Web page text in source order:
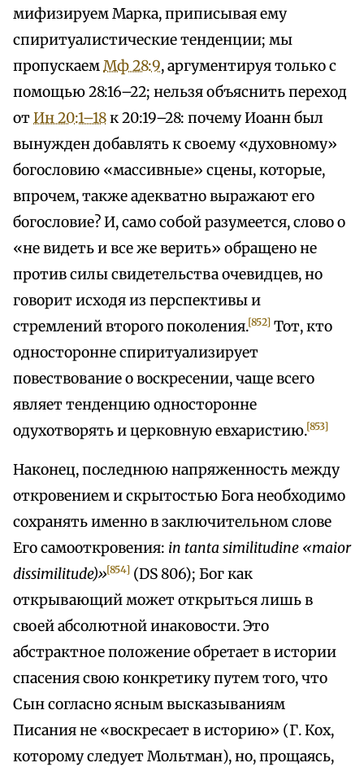
мифизируем Марка, приписывая ему
спиритуалистические тенденции; мы
пропускаемМф 28:9, аргументируя только с
помощью 28:16–22; нельзя объяснить переход
отИн 20:1–18к 20:19–28: почему Иоанн был
вынужден добавлять к своему «духовному»
богословию «массивные» сцены, которые,
впрочем, также адекватно выражают его
богословие? И, само собой разумеется, слово о
«не видеть и все же верить» обращено не
против силы свидетельства очевидцев, но
говорит исходя из перспективы и
стремлений второго поколения.[852] Тот, кто
односторонне спиритуализирует
повествование о воскресении, чаще всего
являет тенденцию односторонне
одухотворять и церковную евхаристию.[853]
Наконец, последнюю напряженность между
откровением и скрытостью Бога необходимо
сохранять именно в заключительном слове
Его самооткровения: in tanta similitudine «maior
dissimilitude)»[854] (DS 806); Бог как
открывающий может открыться лишь в
своей абсолютной инаковости. Это
абстрактное положение обретает в истории
спасения свою конкретику путем того, что
Сын согласно ясным высказываниям
Писания не «воскресает в историю» (Г. Кох,
которому следует Мольтман), но, прощаясь,